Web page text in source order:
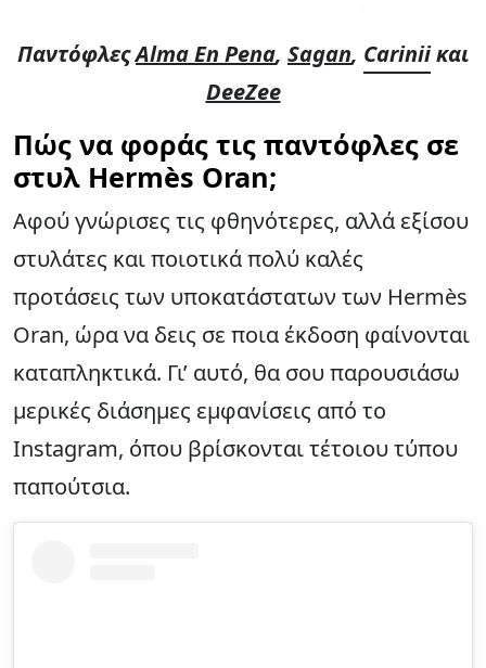
ΠαντόφλεςAlma En Pena, Sagan, Cariniiκαι
DeeZee
Πώς να φοράς τις παντόφλες σε
στυλ Hermès Oran;
Αφού γνώρισες τις φθηνότερες, αλλά εξίσου
στυλάτες και ποιοτικά πολύ καλές
προτάσεις των υποκατάστατων των Hermès
Oran, ώρα να δεις σε ποια έκδοση φαίνονται
καταπληκτικά. Γι’ αυτό, θα σου παρουσιάσω
μερικές διάσημες εμφανίσεις από το
Instagram, όπου βρίσκονται τέτοιου τύπου
παπούτσια.